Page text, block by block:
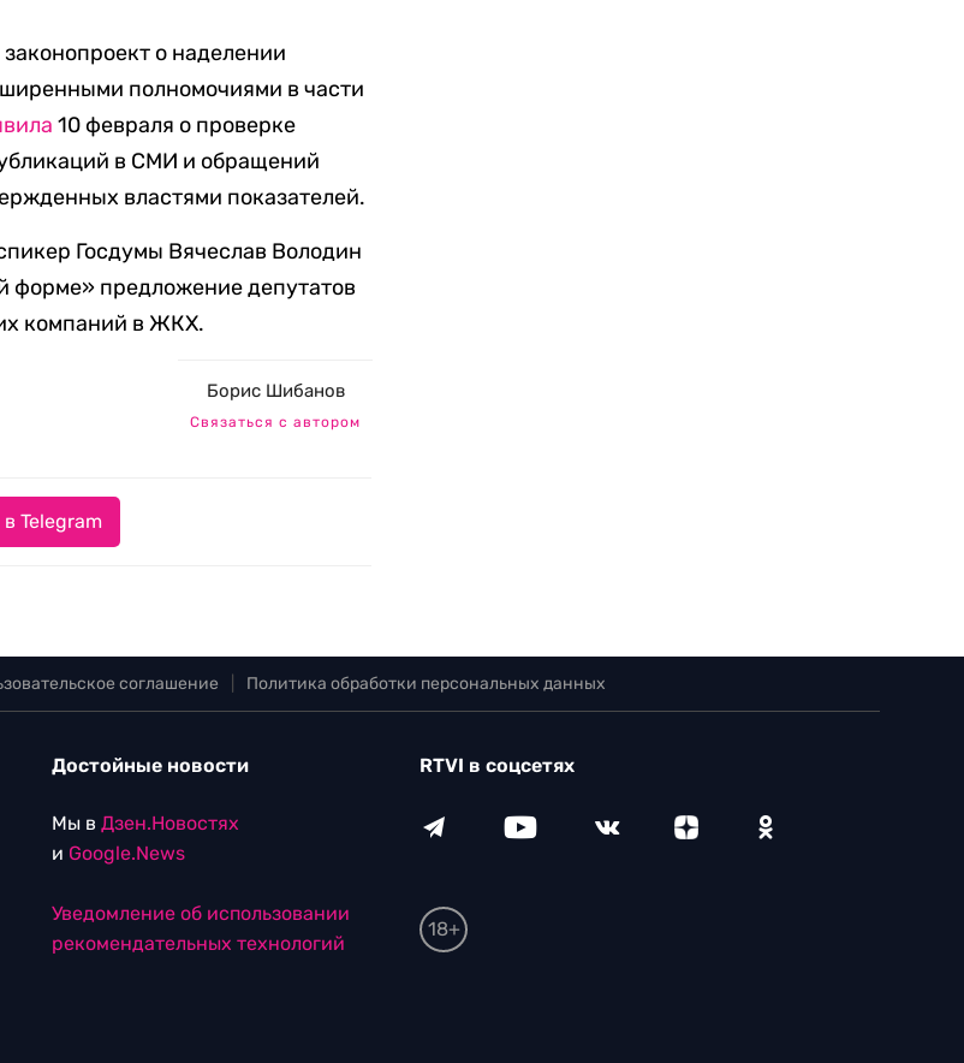
о наделении
полномочиями в части
10 февраля о проверке
в СМИ и обращений
властями показателей.
Госдумы Вячеслав Володин
форме» предложение депутатов
компаний в ЖКХ.
Борис Шибанов
Связаться с автором
Telegram
соглашение Политика обработки персональных данных
Достойные новости
Мы в Дзен.Новостях
и Google.News
Уведомление об использовании
рекомендательных технологий
RTVI в соцсетях
18+